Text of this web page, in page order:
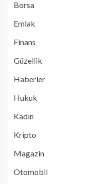
Borsa
Emlak
Finans
Güzellik
Haberler
Hukuk
Kadın
Kripto
Magazin
Otomobil